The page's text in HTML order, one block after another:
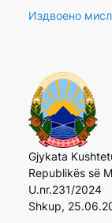
Издвоено
Gjykata
Republikës së
U.nr.231/2024
Shkup,